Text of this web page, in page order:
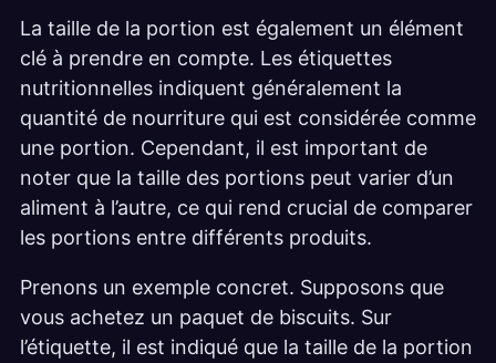
La taille de la portion est également un élément
clé à prendre en compte. Les étiquettes
nutritionnelles indiquent généralement la
quantité de nourriture qui est considérée comme
une portion. Cependant, il est important de
noter que la taille des portions peut varier d’un
aliment à l’autre, ce qui rend crucial de comparer
les portions entre différents produits.
Prenons un exemple concret. Supposons que
vous achetez un paquet de biscuits. Sur
l’étiquette, il est indiqué que la taille de la portion